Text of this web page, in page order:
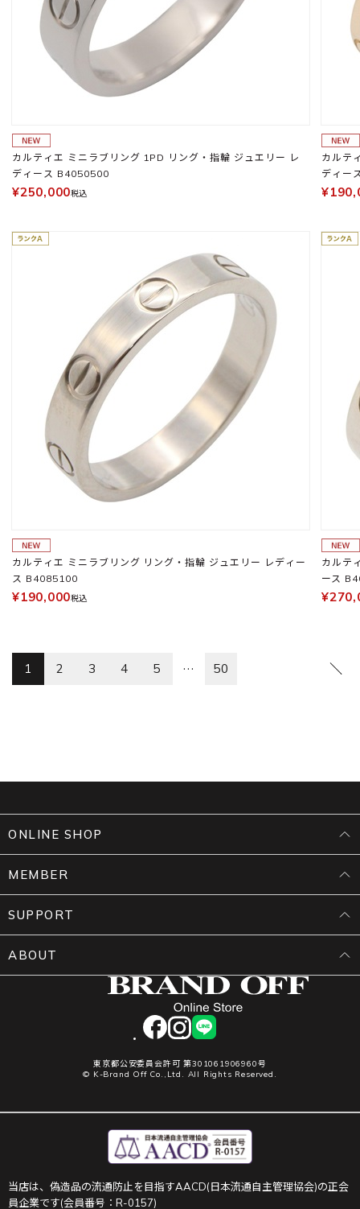
カルティエ ミニラブリング 1PD リング・指輪 ジュエリー レ
ディース B4050500
¥250,000税込
カルティエ ミニ
ディー
カルティエ ミニラブリング リング・指輪 ジュエリー レディー
ス B4085100
¥190,000税込
カルテ
ース
1 2 3 4 5 … 50
facebookinstagram
LINE
東京都公安委員会許可 第301061906960号
© K-Brand Off Co.,Ltd. All Rights Reserved.
ONLINE SHOP
MEMBER
SUPPORT
ABOUT
当店は、偽造品の流通防止を目指すAACD(日本流通自主管理協会)の正会
員企業です(会員番号：R-0157)